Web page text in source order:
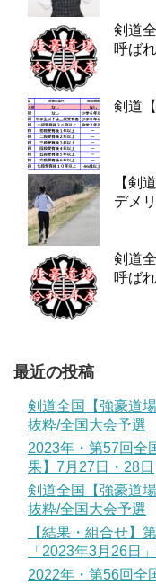
剣道
呼ば
剣道
【剣
デメ
剣道
呼ば
最近の投稿
剣道全国【強豪道
抜粋/全国大会予選
2023年・第57回全
果】7月27日・28日
剣道全国【強豪道
抜粋/全国大会予選
【結果・組合せ】
「2023年3月26日
2022年・第56回全